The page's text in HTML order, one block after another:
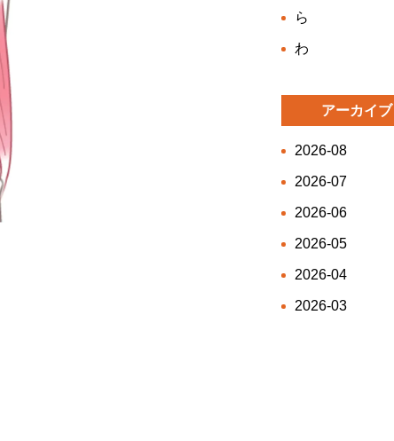
ら
わ
アーカイブ
2026-08
2026-07
2026-06
2026-05
2026-04
2026-03